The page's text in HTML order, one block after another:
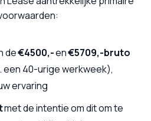
de€4500,-en€5709,-bruto
een 40-urige werkweek),
ervaring
met de intentie om dit om te